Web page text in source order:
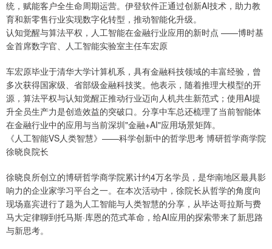
统，赋能客户全生命周期运营。伊登软件正通过创新AI技术，助力教
育和新零售行业实现数字化转型，推动智能化升级。
认知觉醒与算法平权，人工智能在金融行业应用的新时点 ——博时基
金首席数字官、人工智能实验室主任车宏原
车宏原毕业于清华大学计算机系，具有金融科技领域的丰富经验，曾
多次获得国家级、省部级金融科技奖。他表示，随着推理大模型的开
源，算法平权与认知觉醒正推动行业迈向人机共生新范式；使用AI提
升全员生产力是创造效益的突破口。分享中车总还梳理了当前智能体
在金融行业中的应用与当前深圳"金融+AI"应用场景矩阵。
《人工智能VS人类智慧》——科学创新中的哲学思考 博研哲学商学院
徐晓良院长
徐晓良所创立的博研哲学商学院累计约4万名学员，是华南地区最具影
响力的企业家学习平台之一。在本次活动中，徐院长从哲学的角度向
现场嘉宾进行了题为人工智能与人类智慧的分享，从毕达哥拉斯与费
马大定律聊到托马斯·库恩的范式革命，给AI应用的探索带来了新思路
与新思考。